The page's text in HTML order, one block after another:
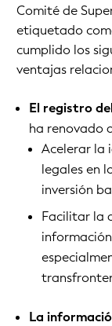
Comité de
etiquetado
cumplido los
ventajas
El registro
ha renovado
Acelerar la
legales en
inversión
Facilitar la
La